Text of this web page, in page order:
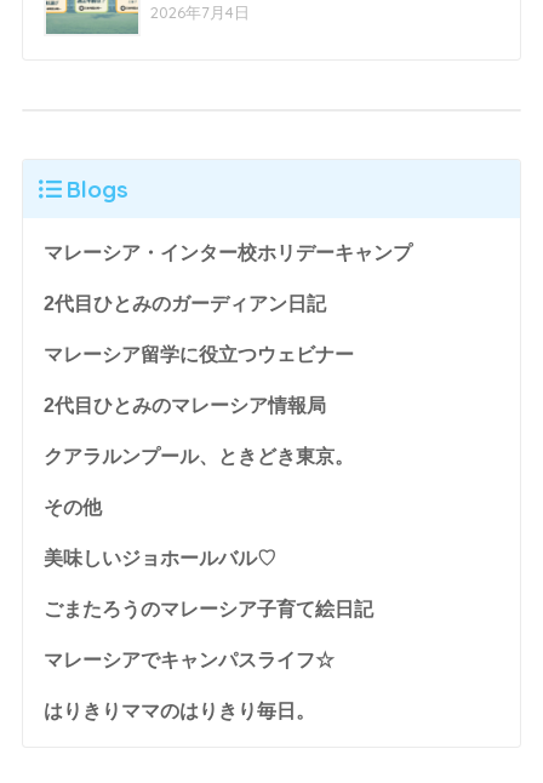
2026年7月4日
Blogs
マレーシア・インター校ホリデーキャンプ
2代目ひとみのガーディアン日記
マレーシア留学に役立つウェビナー
2代目ひとみのマレーシア情報局
クアラルンプール、ときどき東京。
その他
美味しいジョホールバル♡
ごまたろうのマレーシア子育て絵日記
マレーシアでキャンパスライフ☆
はりきりママのはりきり毎日。